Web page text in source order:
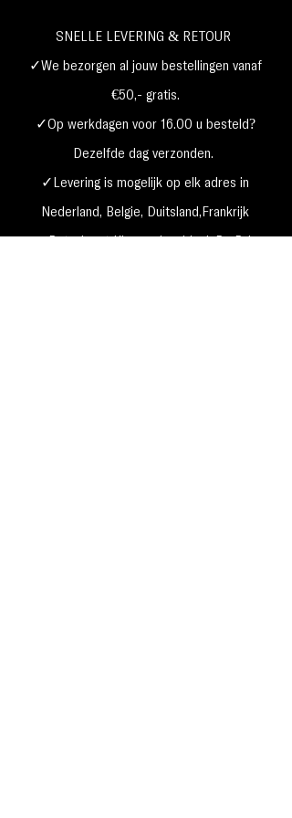
SNELLE LEVERING & RETOUR
✓We bezorgen al jouw bestellingen vanaf
€50,- gratis.
✓Op werkdagen voor 16.00 u besteld?
Dezelfde dag verzonden.
✓Levering is mogelijk op elk adres in
Nederland, België, Duitsland,Frankrijk
✓Betaal met Klarna, visa, Ideal, PayPal,